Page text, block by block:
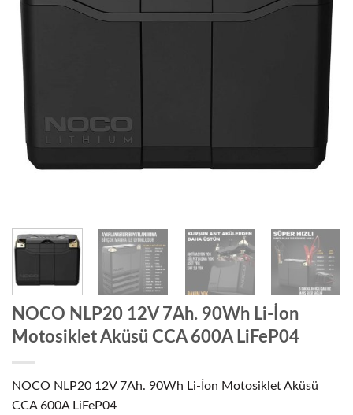
NOCO NLP20 12V 7Ah. 90Wh Li-İon
Motosiklet Aküsü CCA 600A LiFeP04
NOCO NLP20 12V 7Ah. 90Wh Li-İon Motosiklet Aküsü
CCA 600A LiFeP04